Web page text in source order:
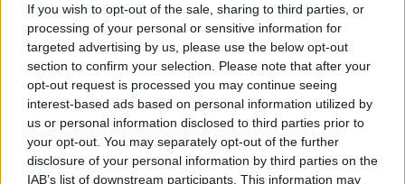
If you wish to opt-out of the sale, sharing to third parties, or
processing of your personal or sensitive information for
targeted advertising by us, please use the below opt-out
section to confirm your selection. Please note that after your
opt-out request is processed you may continue seeing
interest-based ads based on personal information utilized by
us or personal information disclosed to third parties prior to
your opt-out. You may separately opt-out of the further
disclosure of your personal information by third parties on the
IAB’s list of downstream participants. This information may
avvieremo una vera transizione ecologica».
E il Presidente della Regione Puglia, Michele Emiliano, politico e
magistrato, ha commentato:« La giustizia ha finalmente fatto il suo
corso accertando che i cittadini di Taranto hanno dovuto subire
danni gravissimi da parte della gestione Ilva, facente capo alla
famiglia Riva. La sentenza è un punto di non ritorno che deve
essere la guida per le decisioni che il Governo deve prendere con
urgenza sul destino degli impianti. Gli impianti a ciclo integrato, che
hanno determinato la morte di innumerevoli persone, tra le quali